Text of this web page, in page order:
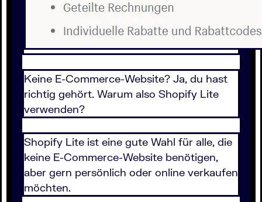
Keine E-Commerce-Website? Ja, du hast
richtig gehört. Warum also Shopify Lite
verwenden?
Shopify Lite ist eine gute Wahl für alle, die
keine E-Commerce-Website benötigen,
aber gern persönlich oder online verkaufen
möchten.